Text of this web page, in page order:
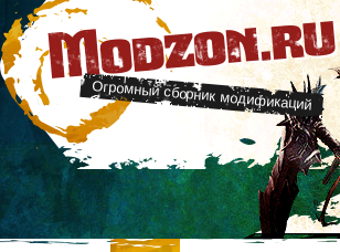
Modzon.ru
Огромный сборник модификаций